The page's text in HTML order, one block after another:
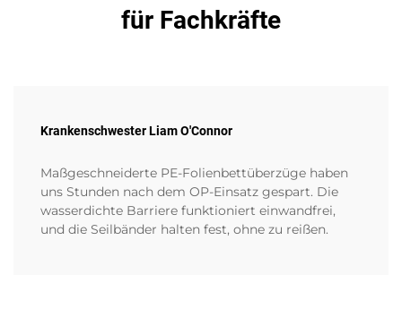
für Fachkräfte
Krankenschwester Liam O'Connor
Maßgeschneiderte PE-Folienbettüberzüge haben
uns Stunden nach dem OP-Einsatz gespart. Die
wasserdichte Barriere funktioniert einwandfrei,
und die Seilbänder halten fest, ohne zu reißen.